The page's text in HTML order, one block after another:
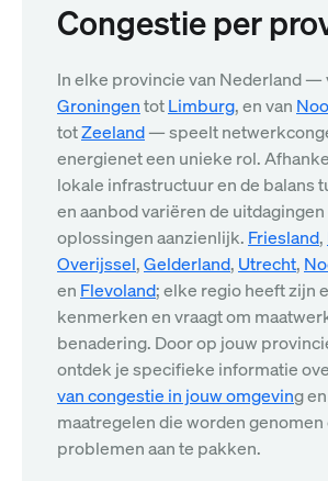
Congestie per
In elke provincie van Nederland —
GroningentotLimburg, en van
totZeeland— speelt
energienet een unieke rol.
lokale infrastructuur en de balans
en aanbod variëren de uitdagingen
oplossingen aanzienlijk. Friesland,
Overijssel,Gelderland, Utrecht,
en Flevoland; elke regio heeft zijn
kenmerken en vraagt om
benadering. Door op jouw
ontdek je specifieke informatie
van congestie in jouw omgeving
maatregelen die worden genomen
problemen aan te pakken.